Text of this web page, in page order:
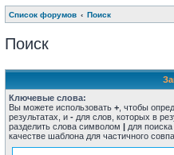
Список форумов Поиск
Поиск
Ключевые слова:
Вы можете использовать + , чтобы
результатах, и - для слов, которых в
разделить слова символом | для
качестве шаблона для частичного